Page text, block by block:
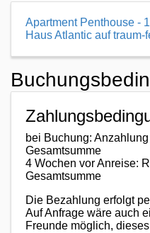
Apartment Penthouse -
Haus Atlantic auf
bei Buchung:
Gesamtsumme
4 Wochen vor Anreise:
Gesamtsumme
Die Bezahlung erfolgt
Auf Anfrage wäre auch
Freunde möglich,